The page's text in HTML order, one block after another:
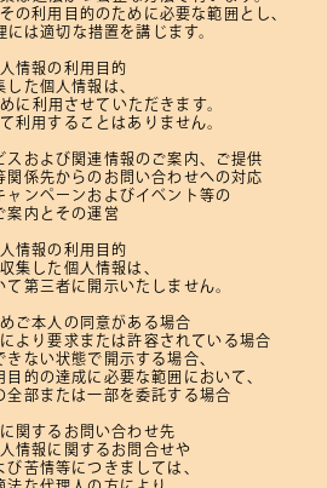
その利用目的のために必要な範囲とし、
には適切な措置を講じます。
情報の利用目的
した個人情報は、
に利用させていただきます。
利用することはありません。
スおよび関連情報のご案内、 ご提供
関係先からの お問い合わせへの対応
ャンペーンおよびイベント等の
案内とその運営
情報の利用目的
集した個人情報は、
て第三者に開示いたしません。
ご本人の同意がある場合
より要求または許容されている場合
きない状態で開示する場合、
目的の達成に必要な範囲において、
全部または一部を委託する場合
関するお問い合わせ先
情報に関するお問合せや
び苦情等につきましては、